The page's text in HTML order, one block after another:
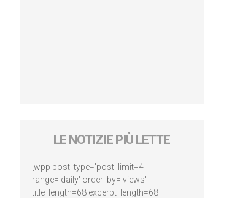
LE NOTIZIE PIÙ LETTE
[wpp post_type='post' limit=4
range='daily' order_by='views'
title_length=68 excerpt_length=68